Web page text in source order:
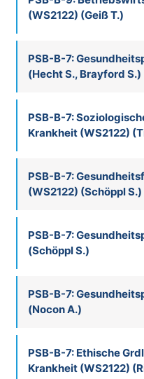
(WS2122) (Geiß T.)
PSB-B-7:
(Hecht S., Brayford S.)
PSB-B-7:
Krankheit (WS2122)
PSB-B-7:
(WS2122) (Schöppl S.)
PSB-B-7:
(Schöppl S.)
PSB-B-7:
(Nocon A.)
PSB-B-7: Ethische
Krankheit (WS2122)